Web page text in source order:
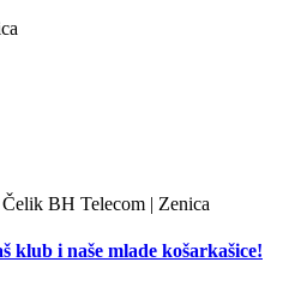
BH Telecom | Zenica
klub i naše mlade košarkašice!